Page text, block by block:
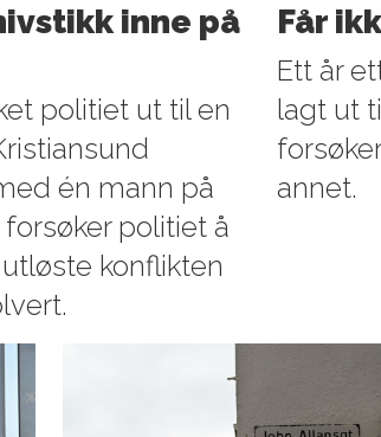
inne på
politiet ut til en
én mann på
politiet å
konflikten
Får
Ett år
lagt ut
annet.